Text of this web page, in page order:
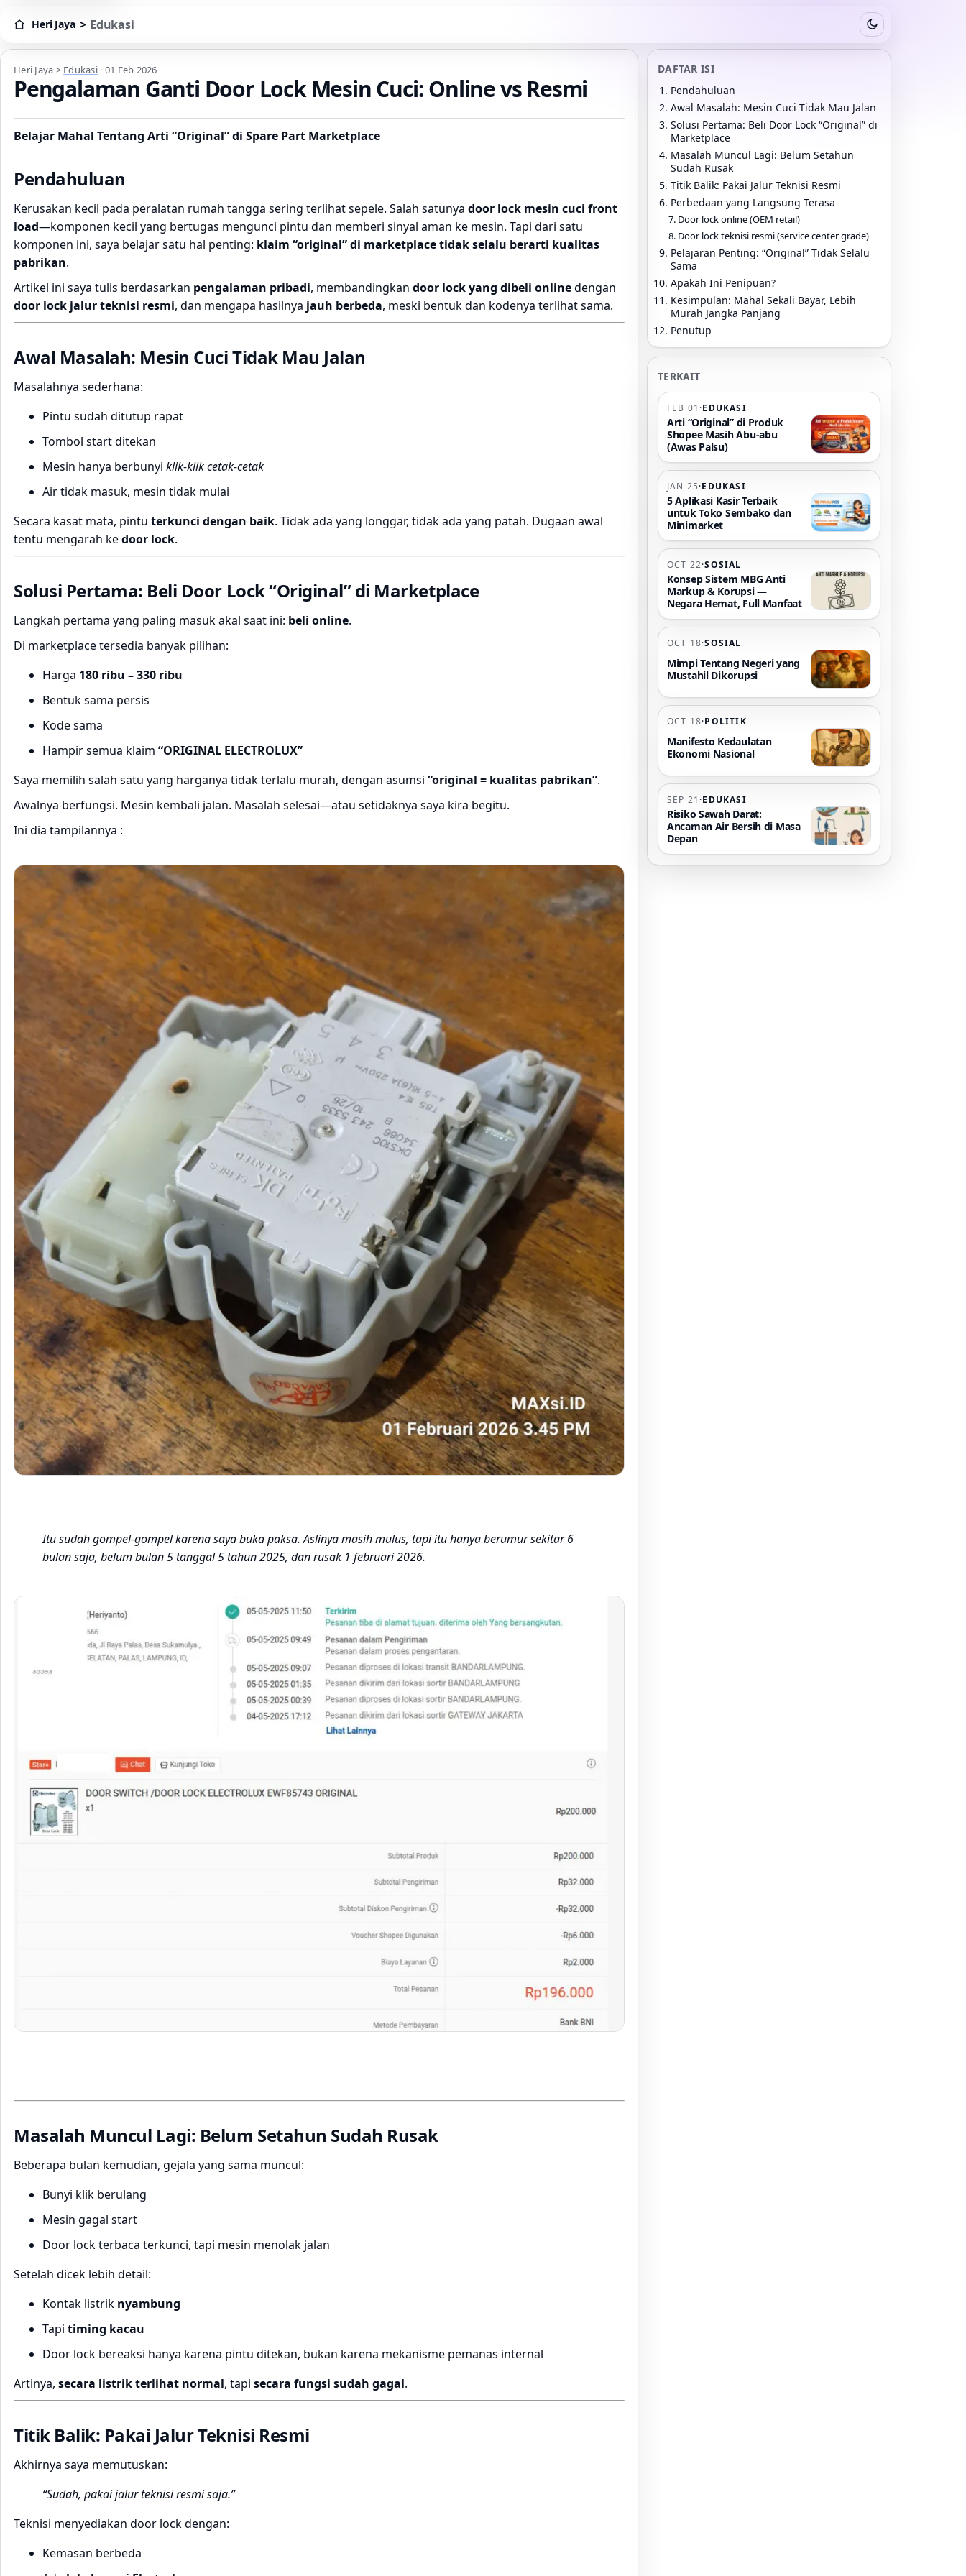
Heri Jaya > Edukasi
Heri Jaya > Edukasi Switch to dark mode
Heri Jaya > Edukasi · 01 Feb 2026
Pengalaman Ganti Door Lock Mesin Cuci: Online vs Resmi
Belajar Mahal Tentang Arti “Original” di Spare Part Marketplace
Pendahuluan
Kerusakan kecil pada peralatan rumah tangga sering terlihat sepele. Salah satunya door lock mesin cuci front
load—komponen kecil yang bertugas mengunci pintu dan memberi sinyal aman ke mesin. Tapi dari satu
komponen ini, saya belajar satu hal penting: klaim “original” di marketplace tidak selalu berarti kualitas
pabrikan.
Artikel ini saya tulis berdasarkan pengalaman pribadi, membandingkan door lock yang dibeli onlinedengan
door lock jalur teknisi resmi, dan mengapa hasilnya jauh berbeda, meski bentuk dan kodenya terlihat sama.
Awal Masalah: Mesin Cuci Tidak Mau Jalan
Masalahnya sederhana:
Pintu sudah ditutup rapat
Tombol start ditekan
Mesin hanya berbunyi klik-klik cetak-cetak
Air tidak masuk, mesin tidak mulai
Secara kasat mata, pintu terkunci dengan baik. Tidak ada yang longgar, tidak ada yang patah. Dugaan awal
tentu mengarah kedoor lock.
Solusi Pertama: Beli Door Lock “Original” di Marketplace
Langkah pertama yang paling masuk akal saat ini: beli online.
Di marketplace tersedia banyak pilihan:
Harga 180 ribu – 330 ribu
Bentuk sama persis
Kode sama
Hampir semua klaim “ORIGINAL ELECTROLUX”
Saya memilih salah satu yang harganya tidak terlalu murah, dengan asumsi “original = kualitas pabrikan”.
Awalnya berfungsi. Mesin kembali jalan. Masalah selesai—atau setidaknya saya kira begitu.
Ini dia tampilannya :
Itu sudah gompel-gompel karena saya buka paksa. Aslinya masih mulus, tapi itu hanya berumur sekitar 6
bulan saja, belum bulan 5 tanggal 5 tahun 2025, dan rusak 1 februari 2026.
Masalah Muncul Lagi: Belum Setahun Sudah Rusak
Beberapa bulan kemudian, gejala yang sama muncul:
Bunyi klik berulang
Mesin gagal start
Door lock terbaca terkunci, tapi mesin menolak jalan
Setelah dicek lebih detail:
Kontak listrik nyambung
Tapi timing kacau
Door lock bereaksi hanya karena pintu ditekan, bukan karena mekanisme pemanas internal
Artinya, secara listrik terlihat normal, tapi secara fungsi sudah gagal.
Titik Balik: Pakai Jalur Teknisi Resmi
Akhirnya saya memutuskan:
“Sudah, pakai jalur teknisi resmi saja.”
Teknisi menyediakan door lock dengan:
Kemasan berbeda
DAFTAR ISI
Pendahuluan
Awal Masalah: Mesin Cuci Tidak Mau Jalan
Solusi Pertama: Beli Door Lock “Original” di
Marketplace
Masalah Muncul Lagi: Belum Setahun
Sudah Rusak
Titik Balik: Pakai Jalur Teknisi Resmi
Perbedaan yang Langsung Terasa
Door lock online (OEM retail)
Door lock teknisi resmi (service center grade)
Pelajaran Penting: “Original” Tidak Selalu
Sama
Apakah Ini Penipuan?
Kesimpulan: Mahal Sekali Bayar, Lebih
Murah Jangka Panjang
Penutup
TERKAIT
FEB 01 ·EDUKASI
Arti “Original” di Produk
Shopee Masih Abu-abu
(Awas Palsu)
JAN 25·EDUKASI
5 Aplikasi Kasir Terbaik
untuk Toko Sembako dan
Minimarket
OCT 22·SOSIAL
Konsep Sistem MBG Anti
Markup & Korupsi —
Negara Hemat, Full Manfaat
OCT 18·SOSIAL
Mimpi Tentang Negeri yang
Mustahil Dikorupsi
OCT 18·POLITIK
Manifesto Kedaulatan
Ekonomi Nasional
SEP 21 ·EDUKASI
Risiko Sawah Darat:
Ancaman Air Bersih di Masa
Depan